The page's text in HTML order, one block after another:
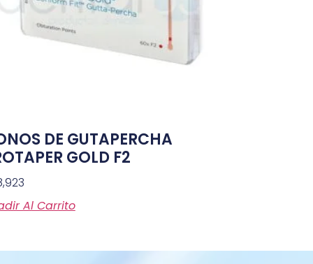
DE GUTAPERCHA
GOLD F2
Al Carrito